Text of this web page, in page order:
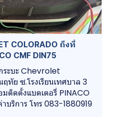
COLORADO ถึงที่
CMF DIN75
ระบะ Chevrolet
ย ซ.โรงเรียนเทศบาล 3
ติดตั้งแบตเตอรี่ PINACO
บริการ โทร 083-1880919